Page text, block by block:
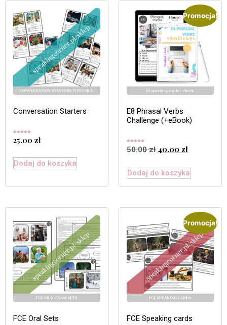
Conversation Starters
5.00
na 5
25.00 zł
Dodaj do koszyka
Promocja!
E8 Phrasal Verbs
Challenge (+eBook)
5.00
na 5
50.00zł 40.00 zł
Dodaj do koszyka
FCE Oral Sets
Promocja!
FCE Speaking cards